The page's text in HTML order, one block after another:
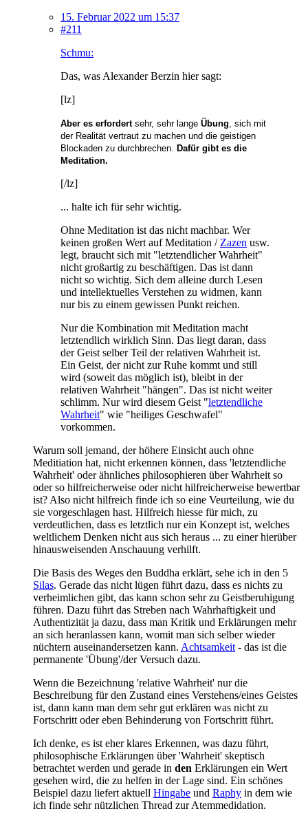
15. Februar 2022 um 15:37
#211
Schmu:
Das, was Alexander Berzin hier sagt:
[lz]
Aber es erfordert sehr, sehr lange Übung , sich mit
der Realität vertraut zu machen und die geistigen
Blockaden zu durchbrechen.
Dafür gibt es die
Meditation.
[/lz]
... halte ich für sehr wichtig.
Ohne Meditation ist das nicht machbar. Wer
keinen großen Wert auf Meditation / Zazen usw.
legt, braucht sich mit "letztendlicher Wahrheit"
nicht großartig zu beschäftigen. Das ist dann
nicht so wichtig. Sich dem alleine durch Lesen
und intellektuelles Verstehen zu widmen, kann
nur bis zu einem gewissen Punkt reichen.
Nur die Kombination mit Meditation macht
letztendlich wirklich Sinn. Das liegt daran, dass
der Geist selber Teil der relativen Wahrheit ist.
Ein Geist, der nicht zur Ruhe kommt und still
wird (soweit das möglich ist), bleibt in der
relativen Wahrheit "hängen". Das ist nicht weiter
schlimm. Nur wird diesem Geist "letztendliche
Wahrheit" wie "heiliges Geschwafel"
vorkommen.
Warum soll jemand, der höhere Einsicht auch ohne
Meditiation hat, nicht erkennen können, dass 'letztendliche
Wahrheit' oder ähnliches philosophieren über Wahrheit so
oder so hilfreicherweise oder nicht hilfreicherweise bewertbar
ist? Also nicht hilfreich finde ich so eine Veurteilung, wie du
sie vorgeschlagen hast. Hilfreich hiesse für mich, zu
verdeutlichen, dass es letztlich nur ein Konzept ist, welches
weltlichem Denken nicht aus sich heraus ... zu einer hierüber
hinausweisenden Anschauung verhilft.
Die Basis des Weges den Buddha erklärt, sehe ich in den 5
Silas. Gerade das nicht lügen führt dazu, dass es nichts zu
verheimlichen gibt, das kann schon sehr zu Geistberuhigung
führen. Dazu führt das Streben nach Wahrhaftigkeit und
Authentizität ja dazu, dass man Kritik und Erklärungen mehr
an sich heranlassen kann, womit man sich selber wieder
nüchtern auseinandersetzen kann. Achtsamkeit - das ist die
permanente 'Übung'/der Versuch dazu.
Wenn die Bezeichnung 'relative Wahrheit' nur die
Beschreibung für den Zustand eines Verstehens/eines Geistes
ist, dann kann man dem sehr gut erklären was nicht zu
Fortschritt oder eben Behinderung von Fortschritt führt.
Ich denke, es ist eher klares Erkennen, was dazu führt,
philosophische Erklärungen über 'Wahrheit' skeptisch
betrachtet werden und gerade in den Erklärungen ein Wert
gesehen wird, die zu helfen in der Lage sind. Ein schönes
Beispiel dazu liefert aktuell Hingabe und Raphy in dem wie
ich finde sehr nützlichen Thread zur Atemmedidation.